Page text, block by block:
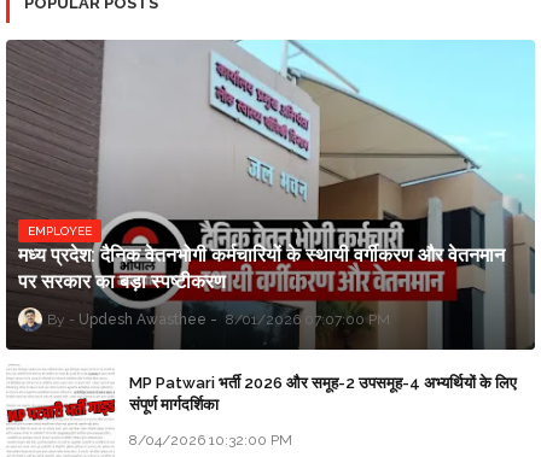
EMPLOYEE
मध्य प्रदेश: दैनिक वेतनभोगी कर्मचारियों के स्थायी वर्गीकरण और वेतनमान
पर सरकार का बड़ा स्पष्टीकरण
Updesh Awasthee 8/01/2026 07:07:00 PM
MP Patwari भर्ती 2026 और समूह-2 उपसमूह-4 अभ्यर्थियों के लिए
संपूर्ण मार्गदर्शिका
8/04/2026 10:32:00 PM